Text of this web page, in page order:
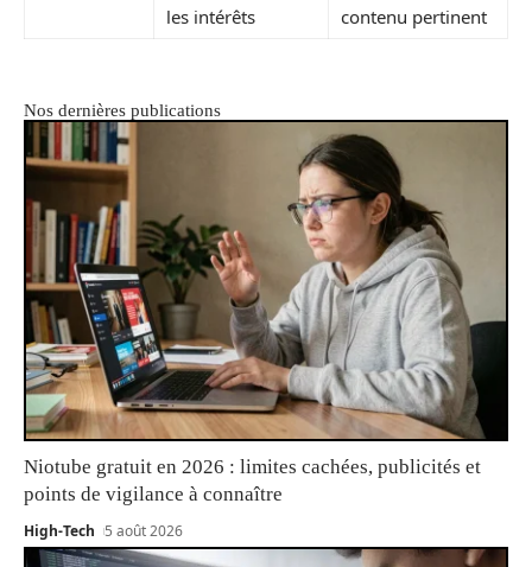
les intérêts
contenu pertinent
Nos dernières publications
Niotube gratuit en 2026 : limites cachées, publicités et
points de vigilance à connaître
High-Tech 5 août 2026